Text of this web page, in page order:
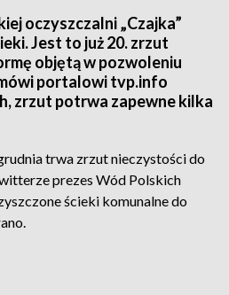
oczyszczalni „Czajka”
Jest to już 20. zrzut
objętą w pozwoleniu
portalowi tvp.info
zrzut potrwa zapewne kilka
trwa zrzut nieczystości do
prezes Wód Polskich
ścieki komunalne do